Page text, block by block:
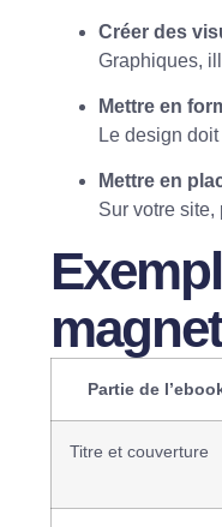
Créer des
Graphiques,
Mettre en
Le design
Mettre en
Sur votre
magnet
Partie de
Titre et couverture